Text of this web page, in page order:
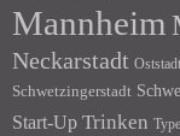
Mannheim
Neckarstadt Oststadt
Schwetzingerstadt
Start-Up Trinken